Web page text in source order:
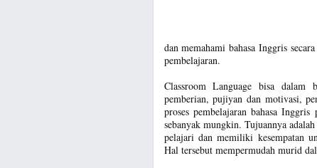
dan memahami bahasa Inggris
pembelajaran.
Classroom Language bisa dalam
pemberian, pujiyan dan motivasi,
proses pembelajaran bahasa
sebanyak mungkin. Tujuannya
pelajari dan memiliki kesempatan
Hal tersebut mempermudah murid